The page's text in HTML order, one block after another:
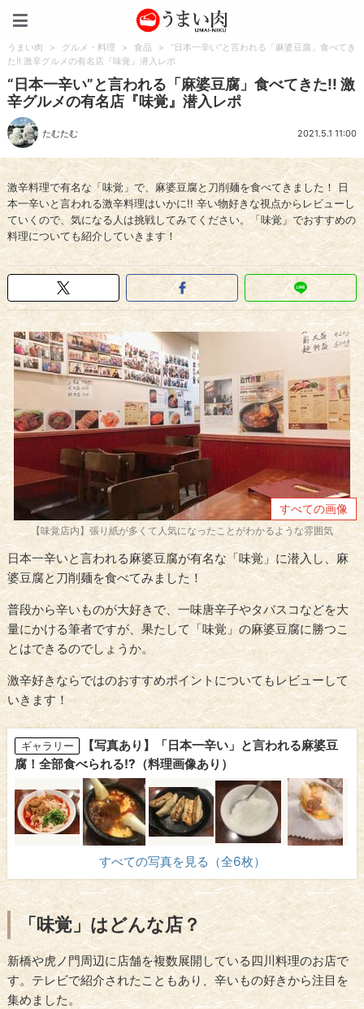
うまい肉 > グルメ・料理 > 食品 >
“日本一辛い”と言われる「麻婆豆腐」食べてき
た!! 激辛グルメの有名店『味覚』潜入レポ
“日本一辛い”と言われる「麻婆豆腐」食べてきた!! 激
辛グルメの有名店『味覚』潜入レポ
たむたむ 2021.5.1 11:00
激辛料理で有名な「味覚」で、麻婆豆腐と刀削麺を食べてきました！ 日
本一辛いと言われる激辛料理はいかに!! 辛い物好きな視点からレビューし
ていくので、気になる人は挑戦してみてください。「味覚」でおすすめの
料理についても紹介していきます！
すべての画像
【味覚店内】張り紙が多くて人気になったことがわかるような雰囲気
日本一辛いと言われる麻婆豆腐が有名な「味覚」に潜入し、麻
婆豆腐と刀削麺を食べてみました！
普段から辛いものが大好きで、一味唐辛子やタバスコなどを大
量にかける筆者ですが、果たして「味覚」の麻婆豆腐に勝つこ
とはできるのでしょうか。
激辛好きならではのおすすめポイントについてもレビューして
いきます！
ギャラリー
【写真あり】「日本一辛い」と言われる麻婆豆
腐！全部食べられる!?（料理画像あり）
すべての写真を見る（全6枚）
「味覚」はどんな店？
新橋や虎ノ門周辺に店舗を複数展開している四川料理のお店で
す。テレビで紹介されたこともあり、辛いもの好きから注目を
集めました。